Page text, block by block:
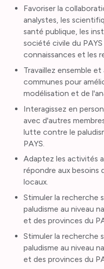
Favoriser la
analystes, les
santé publique, les
société civile du
connaissances et les
Travaillez ensemble
communes pour
modélisation et de
Interagissez en
avec d'autres
lutte contre le
PAYS.
Adaptez les activités
répondre aux besoins
locaux.
Stimuler la recherche
paludisme au niveau
et des provinces du
Stimuler la recherche
paludisme au niveau
et des provinces du